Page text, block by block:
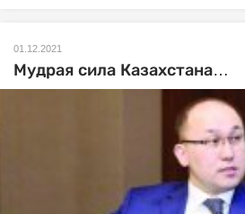
01.12.2021
Мудрая сила Казахстана…